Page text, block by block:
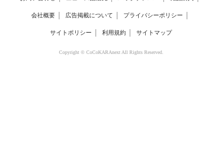
会社概要 広告掲載について プライバシーポリシー
サイトポリシー 利用規約 サイトマップ
Copyright © CoCoKARAnext All Rights Reserved.